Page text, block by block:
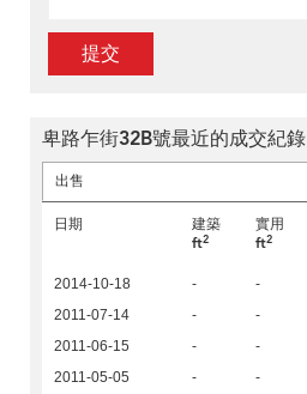
提交
卑路乍街32B號最近的成交紀錄
出售
日期
建築
ft2
實用
ft2
2014-10-18 - -
2011-07-14 - -
2011-06-15 - -
2011-05-05 - -